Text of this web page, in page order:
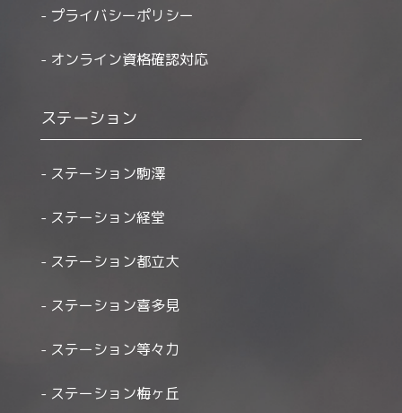
プライバシーポリシー
オンライン資格確認対応
ステーション
ステーション駒澤
ステーション経堂
ステーション都立大
ステーション喜多見
ステーション等々力
ステーション梅ヶ丘